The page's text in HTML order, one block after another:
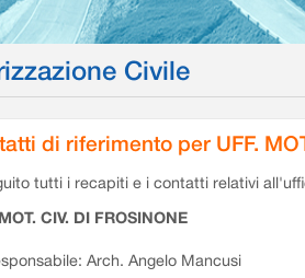
Civile
di riferimento per UFF.
tutti i recapiti e i contatti relativi
CIV. DI FROSINONE
Arch. Angelo Mancusi